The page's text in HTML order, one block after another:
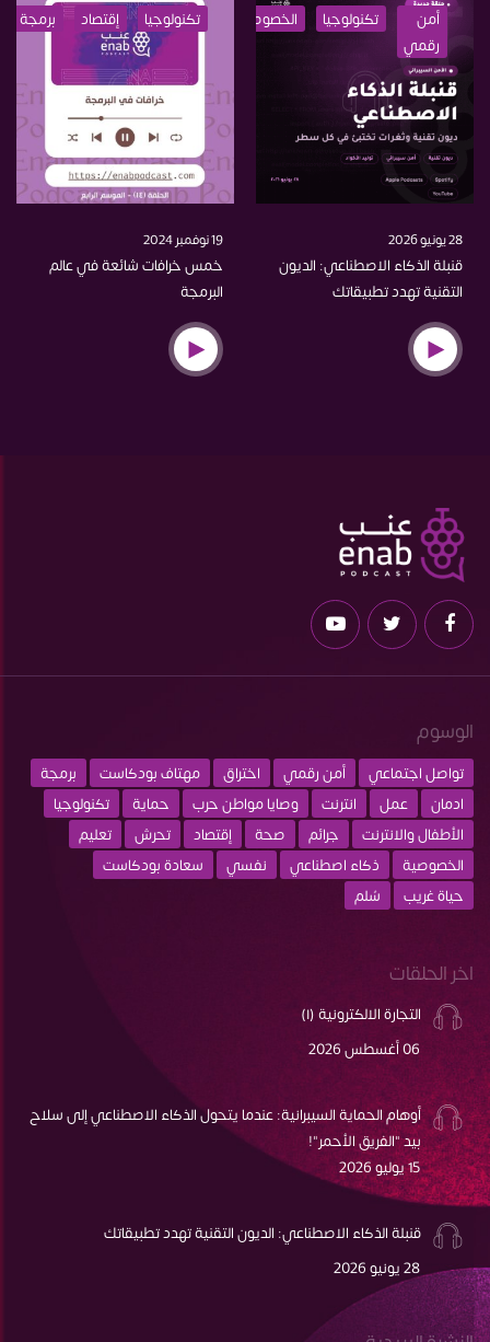
أمن
رقمي
تكنولوجيا الخصوصية برمجة اختراق
ذكاء
اصطناعي
28 يونيو 2026
قنبلة الذكاء الاصطناعي: الديون
التقنية تهدد تطبيقاتك
تكنولوجيا إقتصاد برمجة
19 نوفمبر 2024
خمس خرافات شائعة في عالم
البرمجة
الوسوم
تواصل اجتماعي أمن رقمي اختراق مهتاف بودكاست
برمجة
ادمان
عمل انترنت وصايا مواطن حرب حماية
تكنولوجيا
الأطفال والانترنت
جرائم صحة إقتصاد تحرش
تعليم
الخصوصية
ذكاء اصطناعي نفسي
سعادة بودكاست
حياة غريب
سُلم
اخر الحلقات
التجارة الالكترونية (١)
06 أغسطس 2026
أوهام الحماية السيبرانية: عندما يتحول الذكاء الاصطناعي إلى سلاح
بيد "الفريق الأحمر"!
15 يوليو 2026
قنبلة الذكاء الاصطناعي: الديون التقنية تهدد تطبيقاتك
28 يونيو 2026